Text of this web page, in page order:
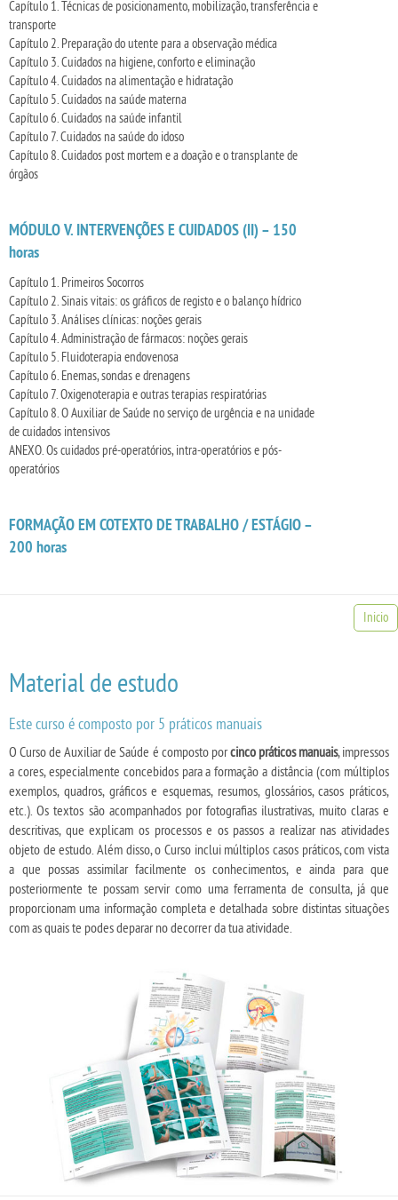
Capítulo 1. Técnicas de posicionamento, mobilização, transferência e
transporte
Capítulo 2. Preparação do utente para a observação médica
Capítulo 3. Cuidados na higiene, conforto e eliminação
Capítulo 4. Cuidados na alimentação e hidratação
Capítulo 5. Cuidados na saúde materna
Capítulo 6. Cuidados na saúde infantil
Capítulo 7. Cuidados na saúde do idoso
Capítulo 8. Cuidados post mortem e a doação e o transplante de
órgãos
MÓDULO V. INTERVENÇÕES E CUIDADOS (II) – 150
horas
Capítulo 1. Primeiros Socorros
Capítulo 2. Sinais vitais: os gráficos de registo e o balanço hídrico
Capítulo 3. Análises clínicas: noções gerais
Capítulo 4. Administração de fármacos: noções gerais
Capítulo 5. Fluidoterapia endovenosa
Capítulo 6. Enemas, sondas e drenagens
Capítulo 7. Oxigenoterapia e outras terapias respiratórias
Capítulo 8. O Auxiliar de Saúde no serviço de urgência e na unidade
de cuidados intensivos
ANEXO. Os cuidados pré-operatórios, intra-operatórios e pós-
operatórios
FORMAÇÃO EM COTEXTO DE TRABALHO / ESTÁGIO –
200 horas
Inicio
Material de estudo
Este curso é composto por 5 práticos manuais
O Curso de Auxiliar de Saúde é composto porcinco práticos manuais, impressos
a cores, especialmente concebidos para a formação a distância (com múltiplos
exemplos, quadros, gráficos e esquemas, resumos, glossários, casos práticos,
etc.). Os textos são acompanhados por fotografias ilustrativas, muito claras e
descritivas, que explicam os processos e os passos a realizar nas atividades
objeto de estudo. Além disso, o Curso inclui múltiplos casos práticos, com vista
a que possas assimilar facilmente os conhecimentos, e ainda para que
posteriormente te possam servir como uma ferramenta de consulta, já que
proporcionam uma informação completa e detalhada sobre distintas situações
com as quais te podes deparar no decorrer da tua atividade.